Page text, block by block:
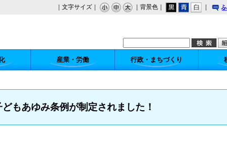
｜文字サイズ｜ ｜背景色｜
産業・労働 行政・まちづくり
どもあゆみ条例が制定されました！